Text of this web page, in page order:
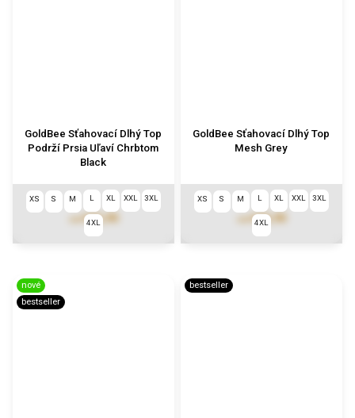
GoldBee Sťahovací Dlhý Top
Podrží Prsia Uľaví Chrbtom
Black
€72,90
XS S M L XL XXL 3XL
4XL
GoldBee Sťahovací Dlhý Top
Mesh Grey
€73,90
XS S M L XL XXL 3XL
4XL
nové
bestseller
bestseller